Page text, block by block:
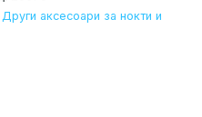
Други аксесоари за нокти и